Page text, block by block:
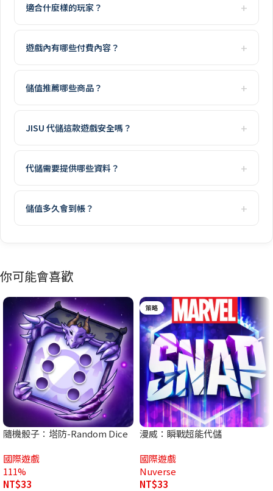
適合什麼樣的玩家？
遊戲內有哪些付費內容？
儲值推薦哪些商品？
JISU 代儲這款遊戲安全嗎？
代儲需要提供哪些資料？
儲值多久會到帳？
你可能會喜歡
隨機骰子：塔防-Random Dice
國際遊戲
111%
NT$33
策略
漫威：瞬戰超能代儲
國際遊戲
Nuverse
NT$33